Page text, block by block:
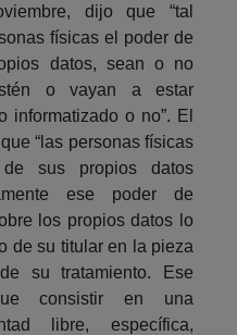
dijo que “tal
físicas el poder de
datos, sean o no
o vayan a estar
informatizado o no”. El
“las personas físicas
sus propios datos
ese poder de
los propios datos lo
de su titular en la pieza
su tratamiento. Ese
consistir en una
libre, específica,